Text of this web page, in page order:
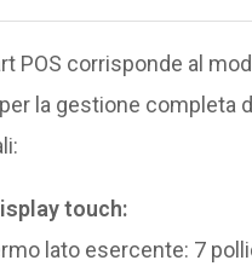
POS corrisponde al
la gestione completa
touch:
lato esercente: 7